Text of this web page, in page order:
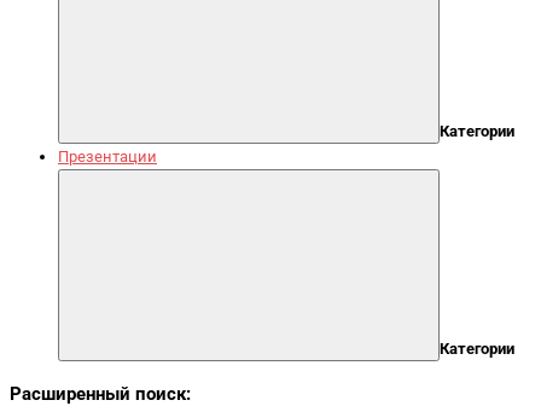
Категории
Презентации
Категории
Расширенный поиск: